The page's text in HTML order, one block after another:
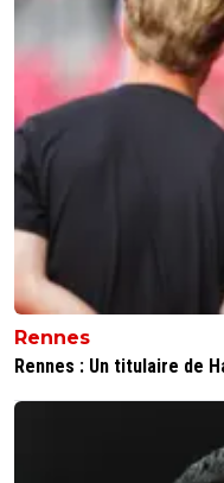
on-ta-reimser-
Une nouvelle
0+ Répondre
Rennes
Rennes : Un titulaire de